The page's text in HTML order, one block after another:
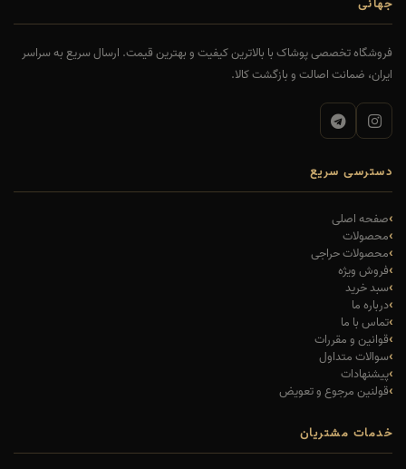
جهانی
فروشگاه تخصصی پوشاک با بالاترین کیفیت و بهترین قیمت. ارسال سریع به سراسر
ایران، ضمانت اصالت و بازگشت کالا.
دسترسی سریع
صفحه اصلی
محصولات
محصولات حراجی
فروش ویژه
سبد خرید
درباره ما
تماس با ما
قوانین و مقررات
سوالات متداول
پیشنهادات
قولنین مرجوع و تعویض
خدمات مشتریان